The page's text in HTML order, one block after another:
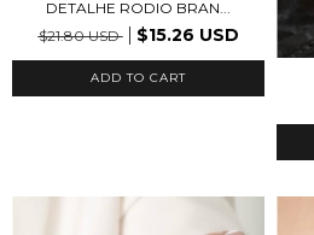
DETALHE RODIO BRAN...
$21.80 USD
$15.26 USD